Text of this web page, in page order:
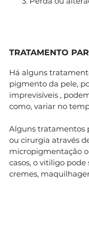
TRATAMENTO
Há alguns
pigmento da pele,
imprevisíveis ,
como, variar no
Alguns tratamentos
ou cirurgia através
micropigmentação
casos, o vitiligo
cremes,